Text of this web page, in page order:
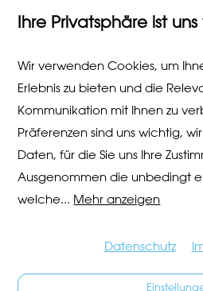
Programm
Kanton Zug: Ausstellung und
Verpflegung, Zuger
Walchwiler Bergkäse,
Kirsch etc.
Ausstellung
Details siehe unter Freitag
Ihre Privatsphäre ist
Wir verwenden Cookies, um
Erlebnis zu bieten und die
Kommunikation mit Ihnen zu
Präferenzen sind uns wichtig,
Daten, für die Sie uns Ihre
Ausgenommen die unbedingt
welche... Mehr anzeigen
Datenschutz